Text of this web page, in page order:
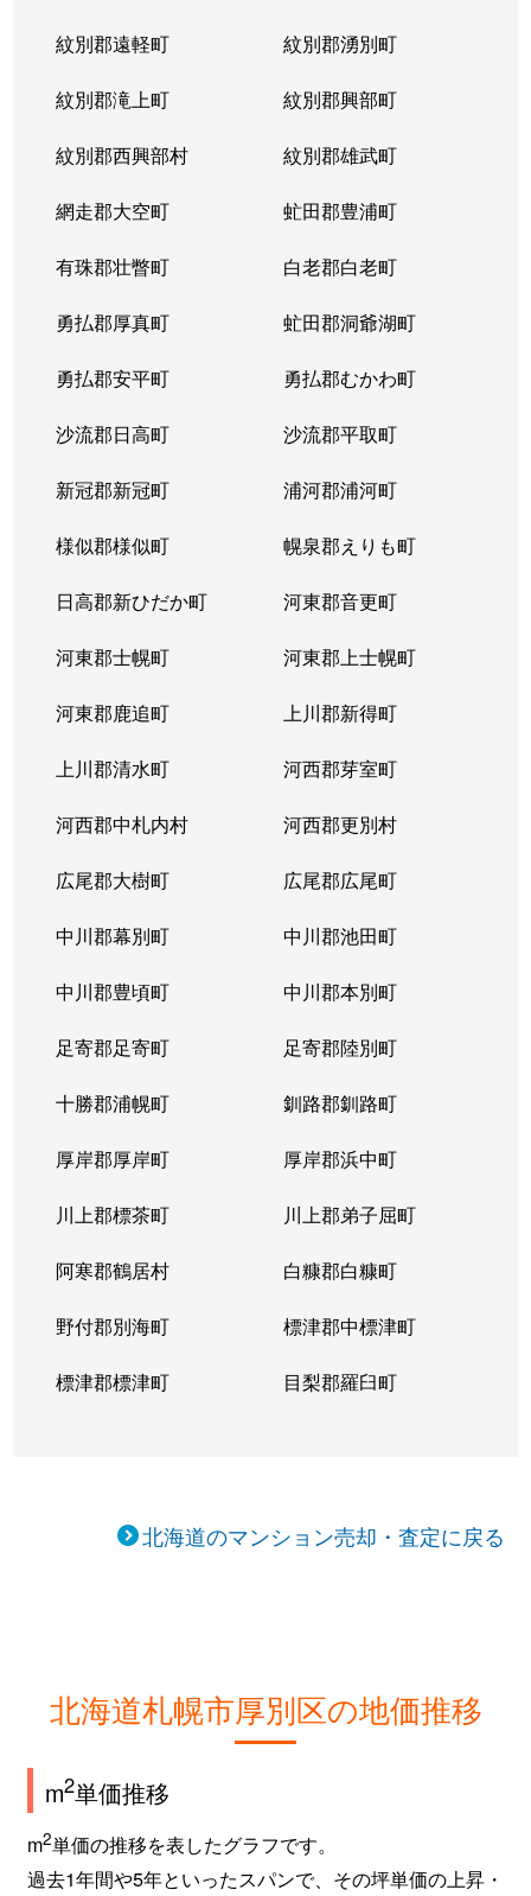
紋別郡遠軽町 紋別郡湧別町
紋別郡滝上町 紋別郡興部町
紋別郡西興部村 紋別郡雄武町
網走郡大空町 虻田郡豊浦町
有珠郡壮瞥町 白老郡白老町
勇払郡厚真町 虻田郡洞爺湖町
勇払郡安平町 勇払郡むかわ町
沙流郡日高町 沙流郡平取町
新冠郡新冠町 浦河郡浦河町
様似郡様似町 幌泉郡えりも町
日高郡新ひだか町 河東郡音更町
河東郡士幌町 河東郡上士幌町
河東郡鹿追町 上川郡新得町
上川郡清水町 河西郡芽室町
河西郡中札内村 河西郡更別村
広尾郡大樹町 広尾郡広尾町
中川郡幕別町 中川郡池田町
中川郡豊頃町 中川郡本別町
足寄郡足寄町 足寄郡陸別町
十勝郡浦幌町 釧路郡釧路町
厚岸郡厚岸町 厚岸郡浜中町
川上郡標茶町 川上郡弟子屈町
阿寒郡鶴居村 白糠郡白糠町
野付郡別海町 標津郡中標津町
標津郡標津町 目梨郡羅臼町
北海道のマンション売却・査定に戻る
北海道札幌市厚別区の地価推移
m2単価推移
m2単価の推移を表したグラフです。
過去1年間や5年といったスパンで、その坪単価の上昇・